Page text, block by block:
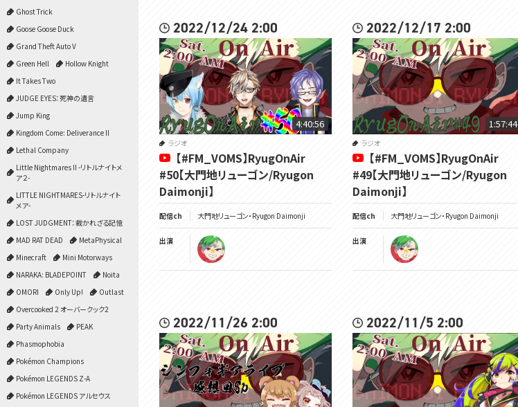
Ghost Trick
Goose Goose Duck
Grand Theft Auto V
Green Hell
Hollow Knight
It Takes Two
JUDGE EYES：死神の遺言
Jump King
Kingdom Come: Deliverance II
Lethal Company
Little Nightmares II -リトルナイトメ
ア２-
LITTLE NIGHTMARES-リトルナイト
メア-
LOST JUDGMENT：裁かれざる記憶
MAD RAT DEAD
MetaPhysical
Minecraft
Mini Motorways
NARAKA: BLADEPOINT
Noita
OMORI
Only Up!
Outlast
Overcooked 2 オーバークック2
Party Animals
PEAK
Phasmophobia
Pokémon Champions
Pokémon LEGENDS Z-A
Pokémon LEGENDS アルセウス
2022/12/24 2:00
4:40:56
ラジオ
【#FM_VOMS】RyugOnAir
#50【大門地リューゴン/Ryugon
Daimonji】
配信ch 大門地リューゴン・Ryugon Daimonji
出演
2022/12/17 2:00
1:57:44
ラジオ
【#FM_VOMS】RyugOnAir
#49【大門地リューゴン/Ryugon
Daimonji】
配信ch 大門地リューゴン・Ryugon Daimonji
出演
2022/11/26 2:00 2022/11/5 2:00